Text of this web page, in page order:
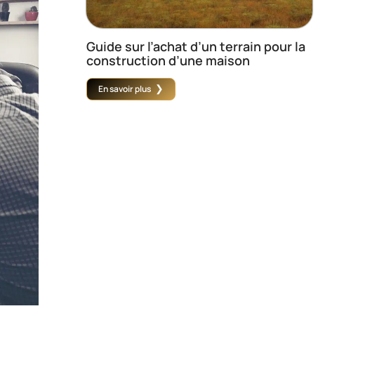
Guide sur l’achat d’un terrain pour la
construction d’une maison
En savoir plus